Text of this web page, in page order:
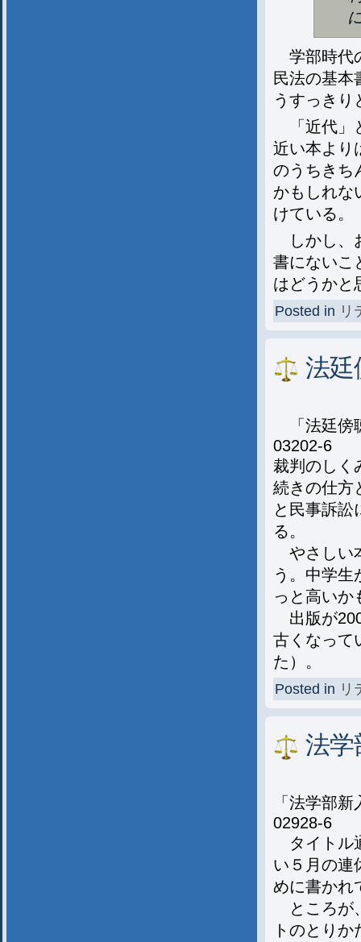
学部時代
民法の基本
うすっきり
「近代」
近い本より
のうちき
かもしれな
けている。
しかし、
書にないこ
はどうかと
Posted in リ
法廷
「法廷傍
03202-6
裁判のしく
続きの仕方
と民事訴訟
る。
やさしい
う。中学生
っと高いか
出版が
古くなって
た）。
Posted in リ
法学
「法学部
02928-6
タイトル
い５月の連
めに書かれ
ところが
トのとり